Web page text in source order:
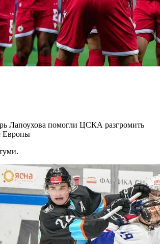
Лапоухова помогли ЦСКА разгромить
Европы